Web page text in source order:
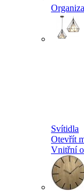
Svítidla
Otevřít
Vnitřní